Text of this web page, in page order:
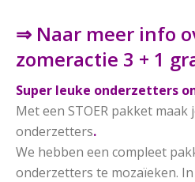
⇒ Naar meer info
zomeractie 3 + 1
Super leuke onderzetters
Met een STOER pakket
onderzetters.
We hebben een compleet
onderzetters te mozaïeken.